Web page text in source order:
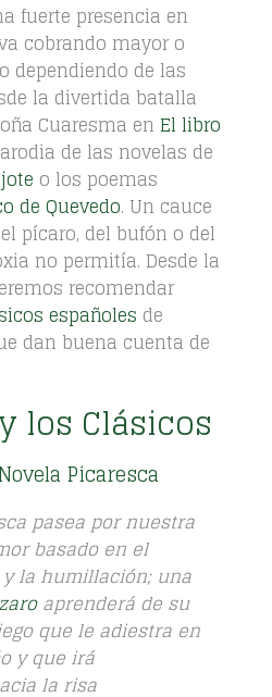
fuerte presencia en
cobrando mayor o
dependiendo de las
la divertida batalla
Cuaresma en El libro
de las novelas de
o los poemas
de Quevedo. Un cauce
pícaro, del bufón o del
no permitía. Desde la
recomendar
españoles de
dan buena cuenta de
los Clásicos
Picaresca
pasea por nuestra
basado en el
la humillación; una
aprenderá de su
que le adiestra en
y que irá
la risa